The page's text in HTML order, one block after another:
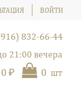
ВОЙТИ
832-66-44
21:00 вечера
0 ₽ 0 шт